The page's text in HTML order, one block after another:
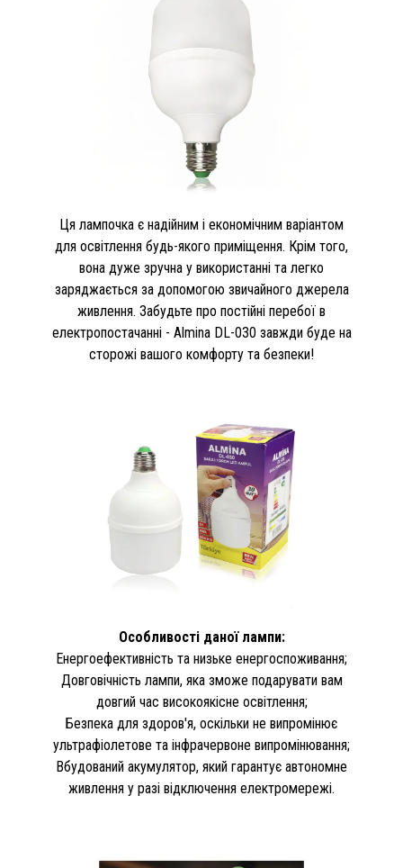
Ця лампочка є надійним і економічним варіантом
для освітлення будь-якого приміщення. Крім того,
вона дуже зручна у використанні та легко
заряджається за допомогою звичайного джерела
живлення. Забудьте про постійні перебої в
електропостачанні - Almina DL-030 завжди буде на
сторожі вашого комфорту та безпеки!
Особливості даної лампи:
Енергоефективність та низьке енергоспоживання;
Довговічність лампи, яка зможе подарувати вам
довгий час високоякісне освітлення;
Безпека для здоров'я, оскільки не випромінює
ультрафіолетове та інфрачервоне випромінювання;
Вбудований акумулятор, який гарантує автономне
живлення у разі відключення електромережі.